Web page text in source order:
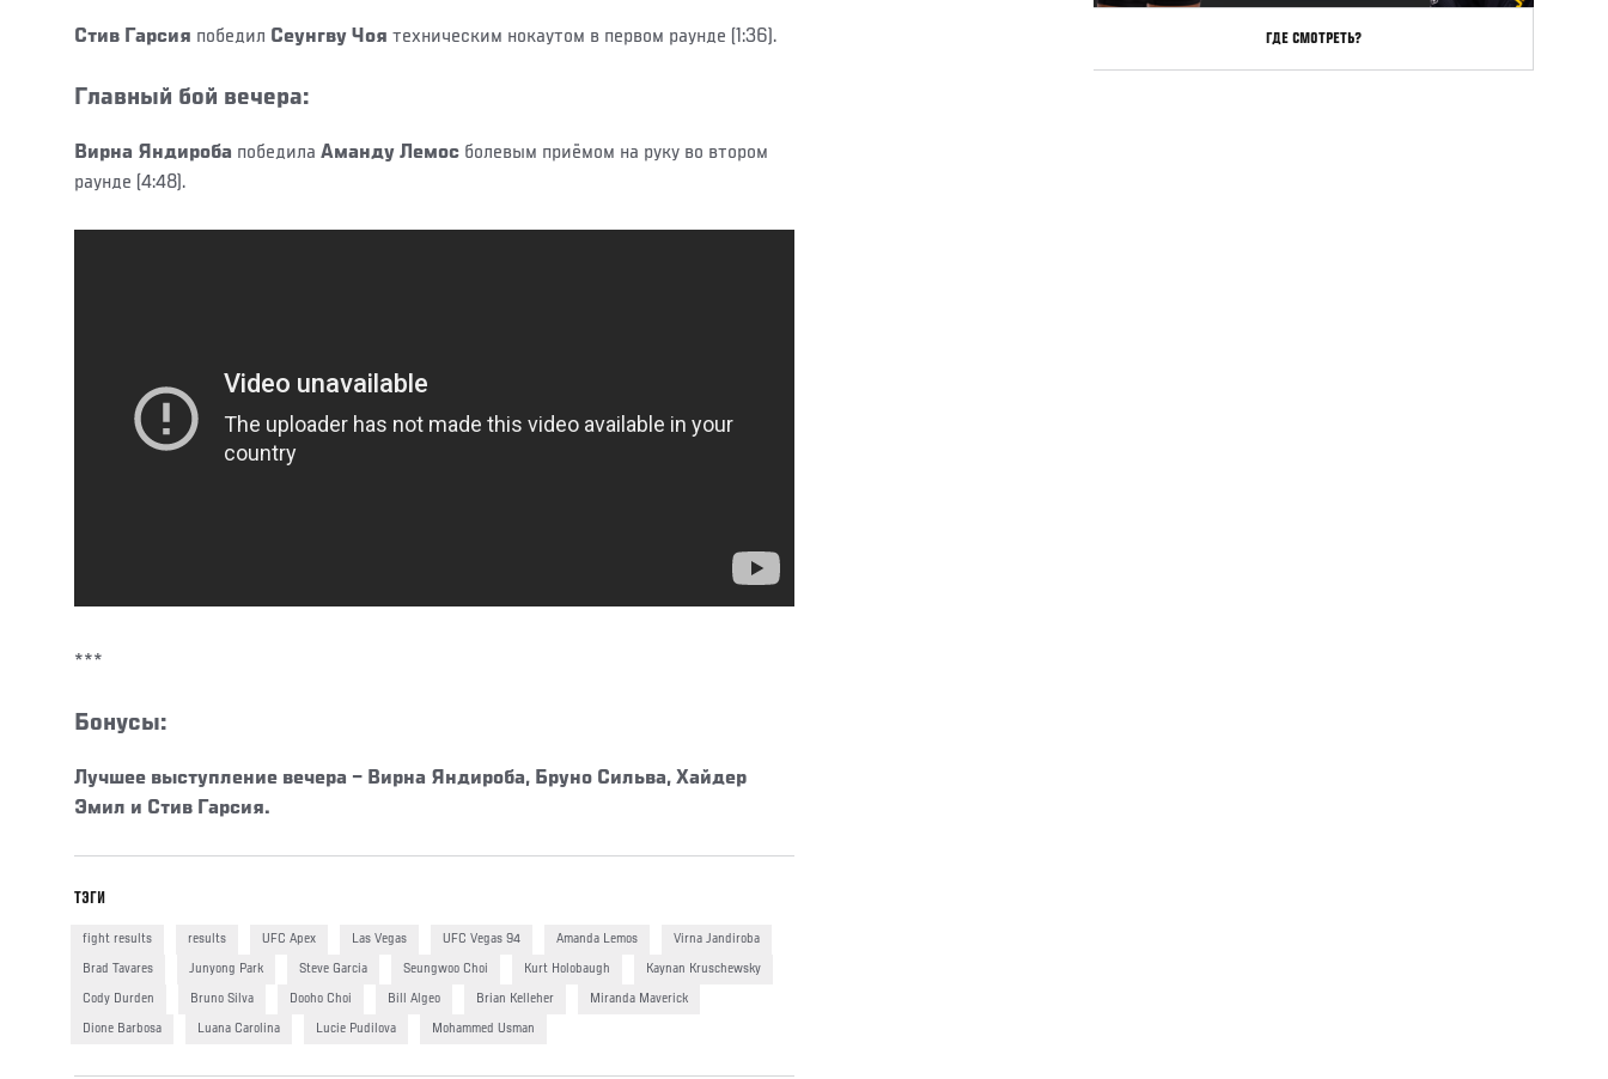
Стив Гарсия победил Сеунгву Чоя техническим нокаутом в первом раунде (1:36).
Главный бой вечера:
Вирна Яндироба победила Аманду Лемос болевым приёмом на руку во втором
раунде (4:48).
***
Бонусы:
Лучшее выступление вечера – Вирна Яндироба, Бруно Сильва, Хайдер
Эмил и Стив Гарсия.
ТЭГИ
fight results results UFC Apex Las Vegas UFC Vegas 94 Amanda Lemos Virna Jandiroba
Brad Tavares Junyong Park Steve Garcia Seungwoo Choi Kurt Holobaugh Kaynan Kruschewsky
Cody Durden Bruno Silva Dooho Choi Bill Algeo Brian Kelleher Miranda Maverick
Dione Barbosa Luana Carolina Lucie Pudilova Mohammed Usman
ГДЕ СМОТРЕТЬ?